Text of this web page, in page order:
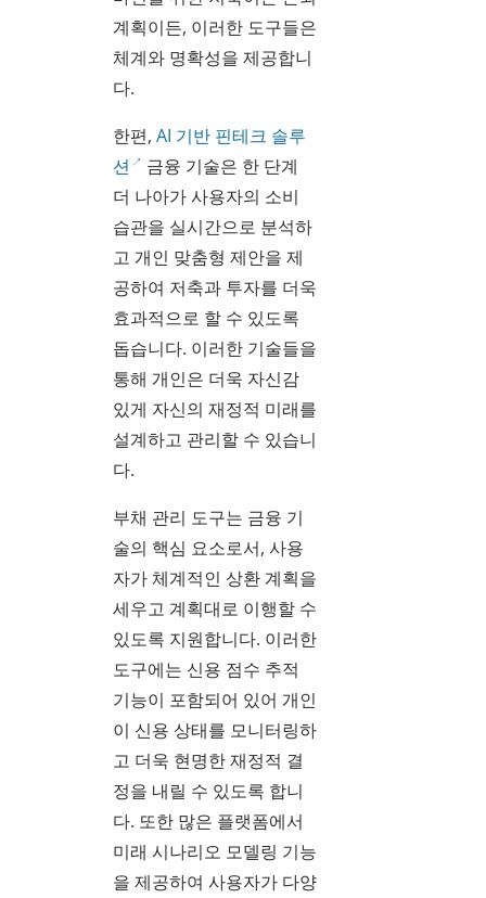
계획이든, 이러한 도구들은
체계와 명확성을 제공합니
다.
한편, AI 기반 핀테크 솔루
션
금융 기술은 한 단계
더 나아가 사용자의 소비
습관을 실시간으로 분석하
고 개인 맞춤형 제안을 제
공하여 저축과 투자를 더욱
효과적으로 할 수 있도록
돕습니다. 이러한 기술들을
통해 개인은 더욱 자신감
있게 자신의 재정적 미래를
설계하고 관리할 수 있습니
다.
부채 관리 도구는 금융 기
술의 핵심 요소로서, 사용
자가 체계적인 상환 계획을
세우고 계획대로 이행할 수
있도록 지원합니다. 이러한
도구에는 신용 점수 추적
기능이 포함되어 있어 개인
이 신용 상태를 모니터링하
고 더욱 현명한 재정적 결
정을 내릴 수 있도록 합니
다. 또한 많은 플랫폼에서
미래 시나리오 모델링 기능
을 제공하여 사용자가 다양